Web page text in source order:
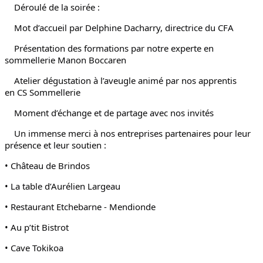
Déroulé de la soirée :
Mot d’accueil par Delphine Dacharry, directrice du CFA
Présentation des formations par notre experte en
sommellerie Manon Boccaren
Atelier dégustation à l’aveugle animé par nos apprentis
en CS Sommellerie
Moment d’échange et de partage avec nos invités
Un immense merci à nos entreprises partenaires pour leur
présence et leur soutien :
• Château de Brindos
• La table d’Aurélien Largeau
• Restaurant Etchebarne - Mendionde
• Au p’tit Bistrot
• Cave Tokikoa